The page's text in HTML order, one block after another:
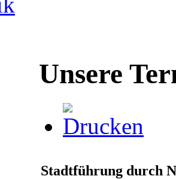
Unsere
Stadtführung durch